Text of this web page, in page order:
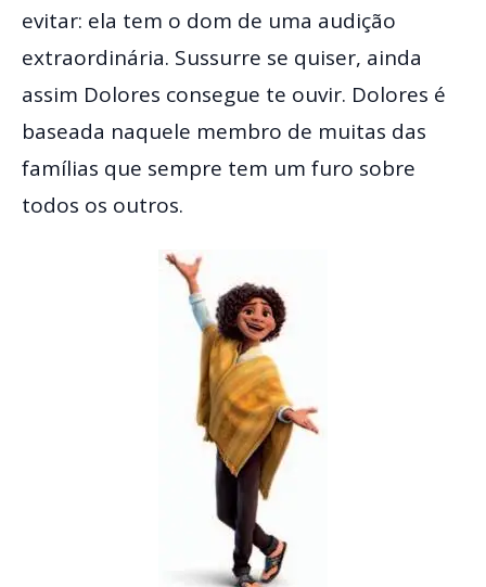
evitar: ela tem o dom de uma audição
extraordinária. Sussurre se quiser, ainda
assim Dolores consegue te ouvir. Dolores é
baseada naquele membro de muitas das
famílias que sempre tem um furo sobre
todos os outros.